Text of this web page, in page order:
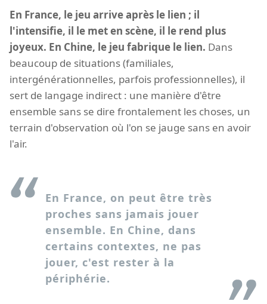
En France, le jeu arrive après le lien ; il
l'intensifie, il le met en scène, il le rend plus
joyeux. En Chine, le jeu fabrique le lien. Dans
beaucoup de situations (familiales,
intergénérationnelles, parfois professionnelles), il
sert de langage indirect : une manière d'être
ensemble sans se dire frontalement les choses, un
terrain d'observation où l'on se jauge sans en avoir
l'air.
En France, on peut être très
proches sans jamais jouer
ensemble. En Chine, dans
certains contextes, ne pas
jouer, c'est rester à la
périphérie.